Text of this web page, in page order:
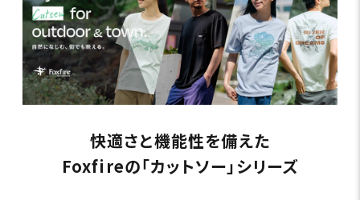
快適さと機能性を備えた
Foxfireの「カットソー」シリーズ